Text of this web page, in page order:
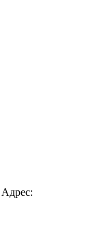
Адрес: